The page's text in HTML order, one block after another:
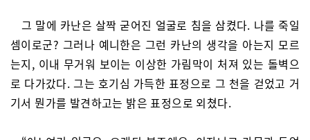
그 말에 카난은 살짝 굳어진 얼굴로 침을 삼켰다. 나를 죽일
셈이로군? 그러나 예니한은 그런 카난의 생각을 아는지 모르
는지, 이내 무거워 보이는 이상한 가림막이 처져 있는 돌벽으
로 다가갔다. 그는 호기심 가득한 표정으로 그 천을 걷었고 거
기서 뭔가를 발견하고는 밝은 표정으로 외쳤다.